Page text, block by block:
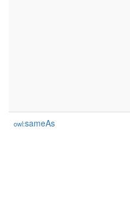
owl:sameAs